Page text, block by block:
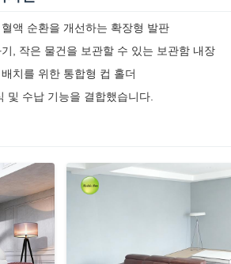
액 순환을 개선하는 확장형 발판
, 작은 물건을 보관할 수 있는 보관함 내장
치를 위한 통합형 컵 홀더
및 수납 기능을 결합했습니다.